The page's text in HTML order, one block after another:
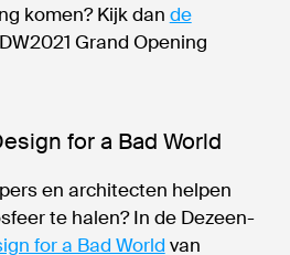
komen? Kijk dan de
Grand Opening
for a Bad World
en architecten helpen
te halen? In de Dezeen-
for a Bad World van